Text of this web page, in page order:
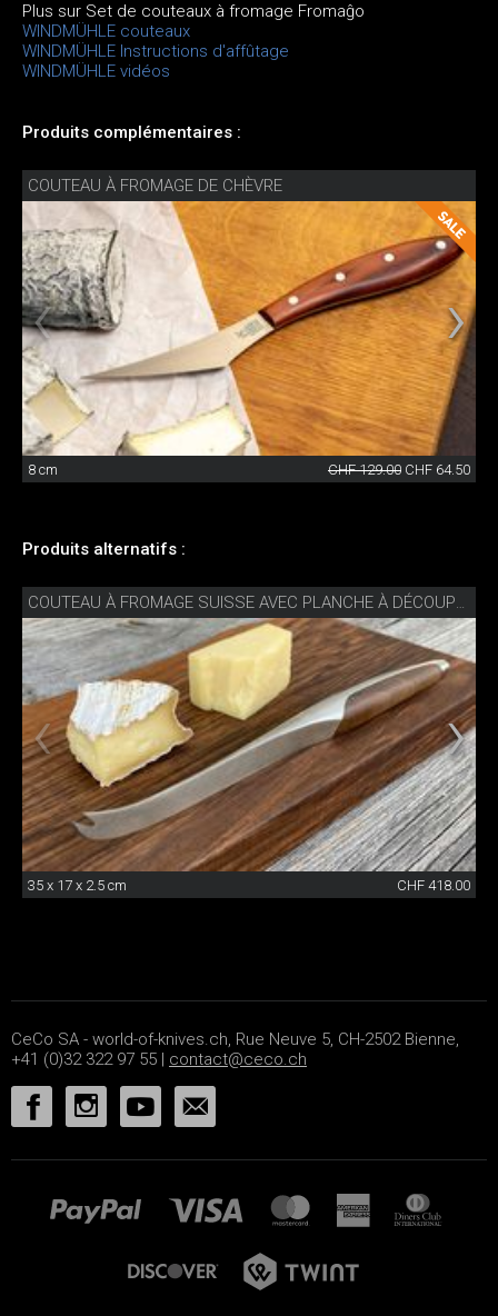
Plus sur Set de couteaux à fromage Fromaĝo
WINDMÜHLE couteaux
WINDMÜHLE Instructions d'affûtage
WINDMÜHLE vidéos
Produits complémentaires :
COUTEAU À FROMAGE DE CHÈVRE
8 cm CHF 129.00 CHF 64.50
Produits alternatifs :
35 x 17 x 2.5 cm CHF 418.00
CeCo SA - world-of-knives.ch, Rue Neuve 5, CH-2502 Bienne,
+41 (0)32 322 97 55 | contact@ceco.ch